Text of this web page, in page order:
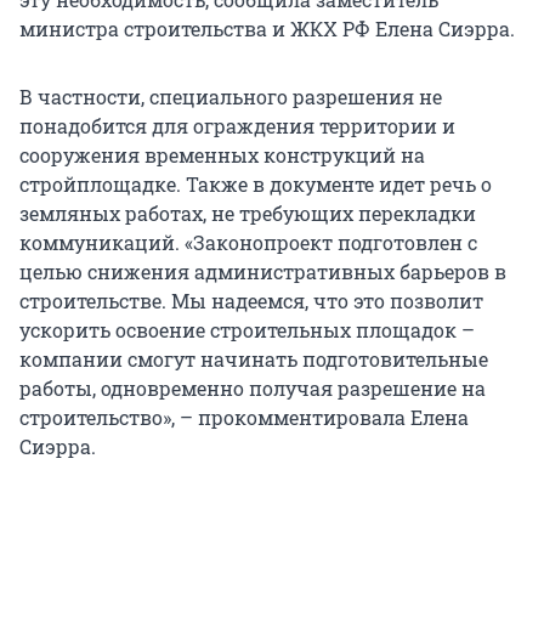
министра строительства и ЖКХ РФ Елена Сиэрра.
В частности, специального разрешения не
понадобится для ограждения территории и
сооружения временных конструкций на
стройплощадке. Также в документе идет речь о
земляных работах, не требующих перекладки
коммуникаций. «Законопроект подготовлен с
целью снижения административных барьеров в
строительстве. Мы надеемся, что это позволит
ускорить освоение строительных площадок –
компании смогут начинать подготовительные
работы, одновременно получая разрешение на
строительство», – прокомментировала Елена
Сиэрра.